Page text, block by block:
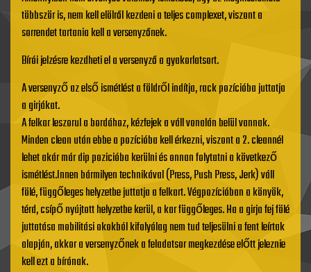
többször is, nem kell elölről kezdeni a teljes complexet, viszont a
sorrendet tartania kell a versenyzőnek.
Bírói jelzésre kezdheti el a versenyző a gyakorlatsort.
A versenyző az első ismétlést a földről indítja, rack pozícióba juttatja
a girjákat.
A felkar leszorul a bordához, kézfejek a váll vonalán belül vannak.
Minden clean után ebbe a pozícióba kell érkezni, viszont a 2. cleannél
lehet akár már dip pozicióba kerülni és onnan folytatni a következő
ismétlést.Innen bármilyen technikával (Press, Push Press, Jerk) váll
fölé, függőleges helyzetbe juttatja a felkart. Végpozícióban a könyök,
térd, csípő nyújtott helyzetbe kerül, a kar függőleges. Ha a girja fej fölé
juttatása mobilitási okokból kifolyólag nem tud teljesülni a fent leírtak
alapján, akkor a versenyzőnek a feladatsor megkezdése előtt jeleznie
kell ezt a bírónak.